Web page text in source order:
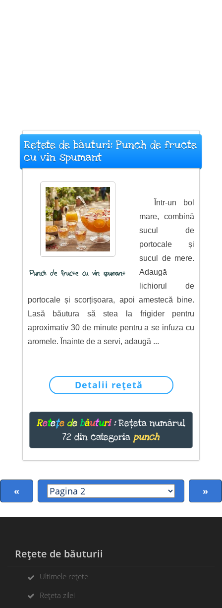
Rețete de băuturi: Punch de fructe
cu vin spumant
Punch de fructe cu vin spumant
Într-un bol
mare, combină
sucul de
portocale și
sucul de mere.
Adaugă
lichiorul de
portocale și scorțișoara, apoi amestecă bine.
Lasă băutura să stea la frigider pentru
aproximativ 30 de minute pentru a se infuza cu
aromele. Înainte de a servi, adaugă ...
Detalii rețetă
Retețe de băuturi :Rețeta numărul
72 din categoriapunch
« »
Rețete de băuturii
Ultimele rețete
Rețeta zilei